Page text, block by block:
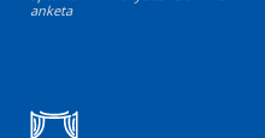
anketa